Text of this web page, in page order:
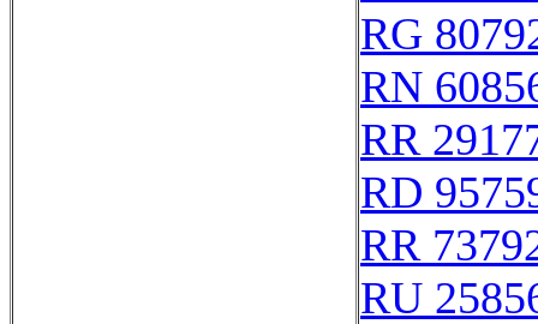
RG
RN
RR
RD
RR
RU